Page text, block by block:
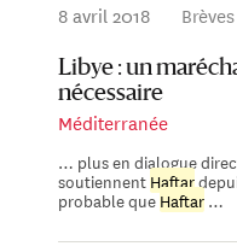
8 avril 2018 Brèves
Libye : un
nécessaire
Méditerranée
… plus en dialogue
soutiennentHaftar
probable queHaftar…